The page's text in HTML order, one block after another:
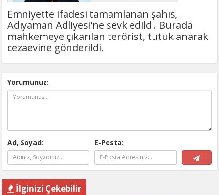
Emniyette ifadesi tamamlanan şahıs,
Adıyaman Adliyesi'ne sevk edildi. Burada
mahkemeye çıkarılan terörist, tutuklanarak
cezaevine gönderildi.
Yorumunuz:
Ad, Soyad: E-Posta:
İlginizi Çekebilir